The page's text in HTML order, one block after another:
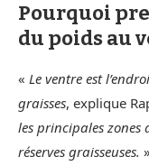
Pourquoi
du poids au
« Le ventre est
graisses, explique
les principales zones
réserves graisseuses.